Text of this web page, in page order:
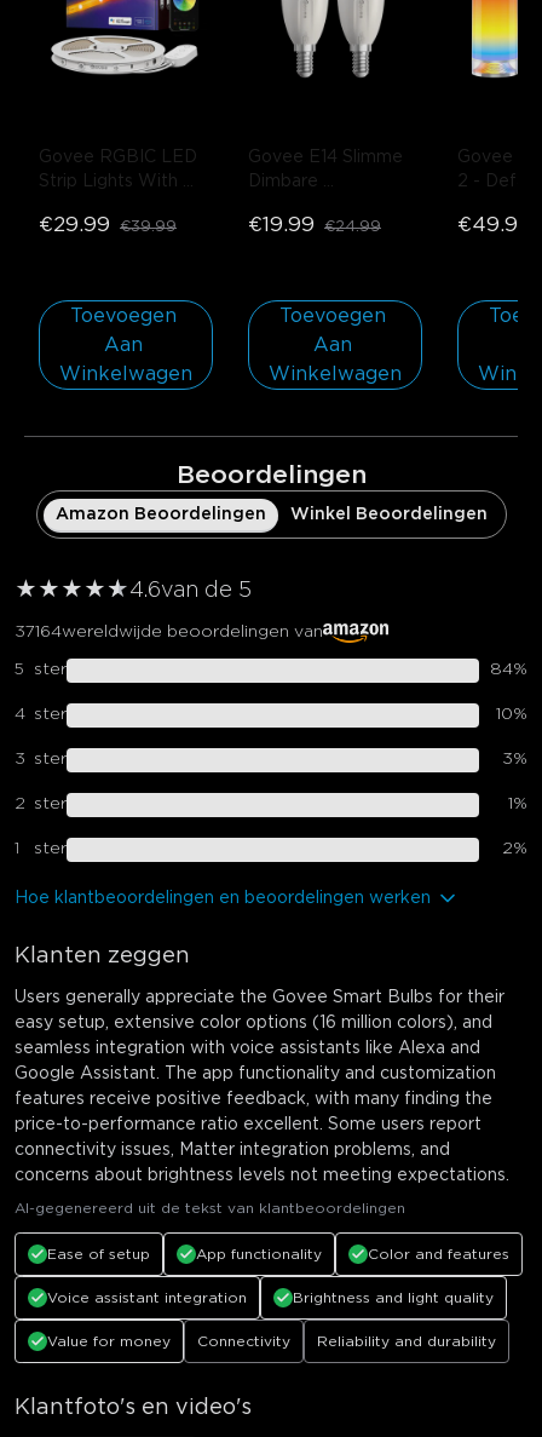
Govee RGBIC LED
Strip Lights With
1 rol*5m
€29.99 €39.99
Toevoegen
Aan
Winkelwagen
Govee E14 Slimme
Dimbare
450lm - 2-pack
€19.99 €24.99
Toevoegen
Aan
Winkelwagen
Govee
2 -
€49.99
Beoordelingen
Amazon Beoordelingen Winkel Beoordelingen
★ ★ ★ ★ ★
★4.6van de 5
37164wereldwijde beoordelingen van
5 ster 84%
4 ster 10%
3 ster 3%
2 ster 1 %
1 ster 2%
Hoe klantbeoordelingen en beoordelingen werken
Klanten zeggen
Users generally appreciate the Govee Smart Bulbs for their
easy setup, extensive color options (16 million colors), and
seamless integration with voice assistants like Alexa and
Google Assistant. The app functionality and customization
features receive positive feedback, with many finding the
price-to-performance ratio excellent. Some users report
connectivity issues, Matter integration problems, and
concerns about brightness levels not meeting expectations.
AI-gegenereerd uit de tekst van klantbeoordelingen
Ease of setup App functionality Color and features
Voice assistant integration Brightness and light quality
Value for money Connectivity Reliability and durability
Klantfoto's en video's